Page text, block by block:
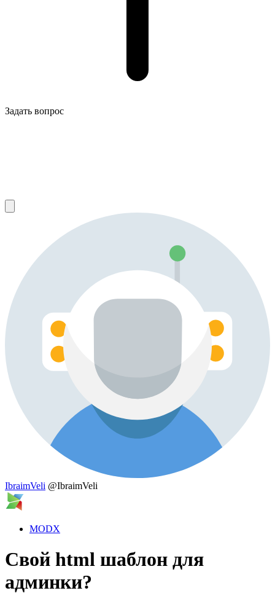
Задать вопрос
IbraimVeli @IbraimVeli
MODX
Свой html шаблон для
админки?